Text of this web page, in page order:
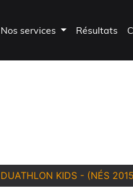
Nos services Résultats
DUATHLON KIDS - (NÉS